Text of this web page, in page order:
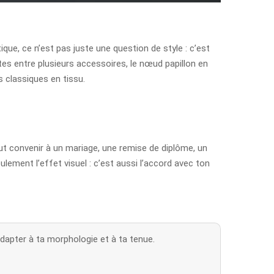
ce n’est pas juste une question de style : c’est
entre plusieurs accessoires, le nœud papillon en
en tissu.
à un mariage, une remise de diplôme, un
l’effet visuel : c’est aussi l’accord avec ton
à ta morphologie et à ta tenue.